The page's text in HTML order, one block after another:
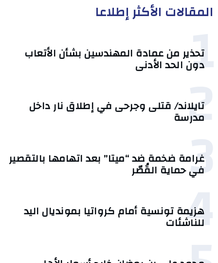
المقالات الأكثر إطلاعا
1
تحذير من عمادة المهندسين بشأن الأتعاب
دون الحد الأدنى
2
تايلاند/ قتلى وجرحى في إطلاق نار داخل
مدرسة
3
غرامة ضخمة ضد “ميتا” بعد اتهامها بالتقصير
في حماية القُصّر
4
هزيمة تونسية أمام كرواتيا بمونديال اليد
للناشئات